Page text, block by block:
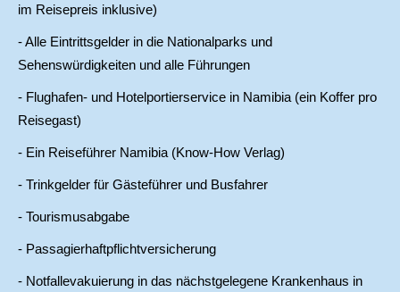
im Reisepreis inklusive)
- Alle Eintrittsgelder in die Nationalparks und
Sehenswürdigkeiten und alle Führungen
- Flughafen- und Hotelportierservice in Namibia (ein Koffer pro
Reisegast)
- Ein Reiseführer Namibia (Know-How Verlag)
- Trinkgelder für Gästeführer und Busfahrer
- Tourismusabgabe
- Passagierhaftpflichtversicherung
- Notfallevakuierung in das nächstgelegene Krankenhaus in